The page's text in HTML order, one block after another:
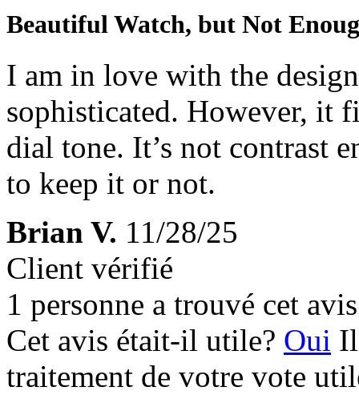
Beautiful Watch, but Not
I am in love with the
sophisticated. However, it
dial tone. It’s not contrast
to keep it or not.
Brian V. 11/28/25
Client vérifié
1 personne a trouvé cet
Cet avis était-il utile? Oui
traitement de votre vote